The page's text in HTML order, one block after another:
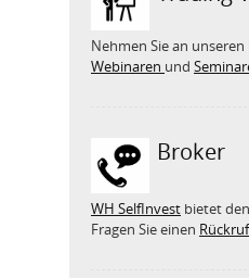
Nehmen Sie an
Webinaren und
Broker
WH SelfInvest bietet
Fragen Sie einen Rückruf